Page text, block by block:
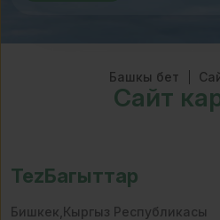
Башкы бет
Сайт
TezБагыттар
Бишкек,Кыргыз Республикасы